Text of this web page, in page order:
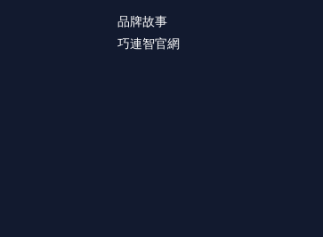
品牌故事
巧連智官網